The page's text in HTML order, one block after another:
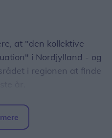
at "den kollektive
i Nordjylland - og
i regionen at finde
indleder
Flydtkjær, inden hun